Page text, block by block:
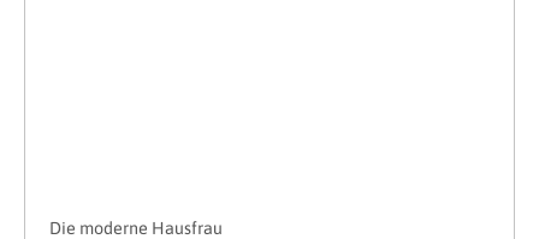
Die moderne Hausfrau